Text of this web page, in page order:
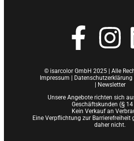
© isarcolor GmbH 2025 | Alle
Impressum | Datenschutzerklärung
| Newsletter
Unsere Angebote richten sich
Geschäftskunden (§ 14
Kein Verkauf an
Eine Verpflichtung zur Barrierefreiheit
daher nicht.